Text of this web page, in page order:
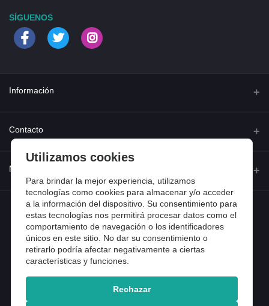
SÍGUENOS
Información
Quienes somos
Preguntas frecuentes
Entradas de blog
Contacto
Calle Ferraz 42, Madrid
Teléfono
918 13 81 81
Email
info@tiendental.com
Mi cuenta
Iniciar sesión
Historial de pedidos
Mi lista de compra
Copyright 2025 © TienDental productos dentales, S.L..
Utilizamos cookies
Para brindar la mejor experiencia, utilizamos
tecnologías como cookies para almacenar y/o acceder
a la información del dispositivo. Su consentimiento para
estas tecnologías nos permitirá procesar datos como el
comportamiento de navegación o los identificadores
únicos en este sitio. No dar su consentimiento o
retirarlo podría afectar negativamente a ciertas
características y funciones.
Rechazar